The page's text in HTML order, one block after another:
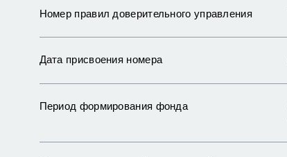
Номер правил доверительного управления
Дата присвоения номера
Период формирования фонда